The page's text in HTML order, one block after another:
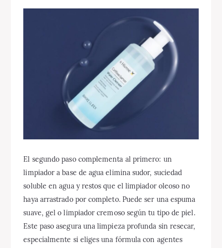
El segundo paso complementa al primero: un
limpiador a base de agua elimina sudor, suciedad
soluble en agua y restos que el limpiador oleoso no
haya arrastrado por completo. Puede ser una espuma
suave, gel o limpiador cremoso según tu tipo de piel.
Este paso asegura una limpieza profunda sin resecar,
especialmente si eliges una fórmula con agentes